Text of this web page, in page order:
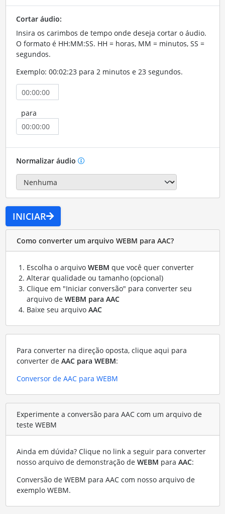
Cortar áudio:
Insira os carimbos de tempo onde deseja cortar o áudio.
O formato é HH:MM:SS. HH = horas, MM = minutos, SS =
segundos.
Exemplo: 00:02:23 para 2 minutos e 23 segundos.
para
Normalizar áudio
INICIAR
Como converter um arquivo WEBM para AAC?
Escolha o arquivo WEBM que você quer converter
Alterar qualidade ou tamanho (opcional)
Clique em "Iniciar conversão" para converter seu
arquivo de WEBM para AAC
Baixe seu arquivo AAC
Para converter na direção oposta, clique aqui para
converter de AAC para WEBM:
Conversor de AAC para WEBM
Experimente a conversão para AAC com um arquivo de
teste WEBM
Ainda em dúvida? Clique no link a seguir para converter
nosso arquivo de demonstração de WEBM para AAC:
Conversão de WEBM para AAC com nosso arquivo de
exemplo WEBM.